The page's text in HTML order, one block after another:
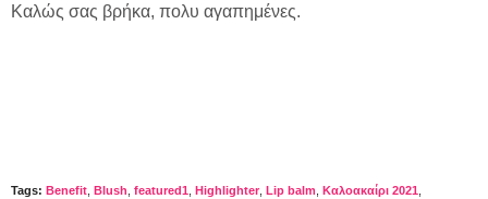
Καλώς σας βρήκα, πολυ αγαπημένες.
Tags: Benefit Blush featured1 Highlighter Lip balm Καλοακαίρι 2021